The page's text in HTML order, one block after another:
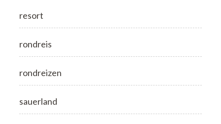
resort
rondreis
rondreizen
sauerland